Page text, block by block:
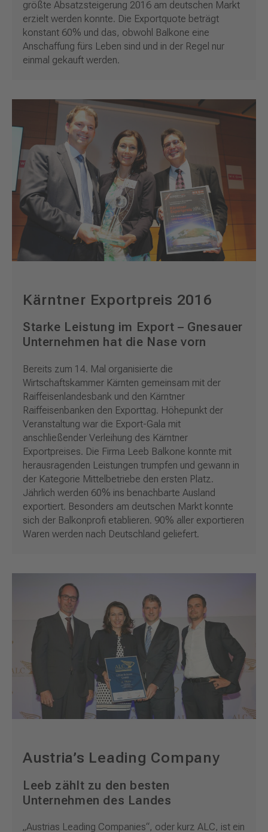
größte Absatzsteigerung 2016 am deutschen Markt
erzielt werden konnte. Die Exportquote beträgt
konstant 60% und das, obwohl Balkone eine
Anschaffung fürs Leben sind und in der Regel nur
einmal gekauft werden.
Kärntner Exportpreis 2016
Starke Leistung im Export – Gnesauer
Unternehmen hat die Nase vorn
Bereits zum 14. Mal organisierte die
Wirtschaftskammer Kärnten gemeinsam mit der
Raiffeisenlandesbank und den Kärntner
Raiffeisenbanken den Exporttag. Höhepunkt der
Veranstaltung war die Export-Gala mit
anschließender Verleihung des Kärntner
Exportpreises. Die Firma Leeb Balkone konnte mit
herausragenden Leistungen trumpfen und gewann in
der Kategorie Mittelbetriebe den ersten Platz.
Jährlich werden 60% ins benachbarte Ausland
exportiert. Besonders am deutschen Markt konnte
sich der Balkonprofi etablieren. 90% aller exportieren
Waren werden nach Deutschland geliefert.
Austria’s Leading Company
Leeb zählt zu den besten
Unternehmen des Landes
„Austrias Leading Companies“, oder kurz ALC, ist ein